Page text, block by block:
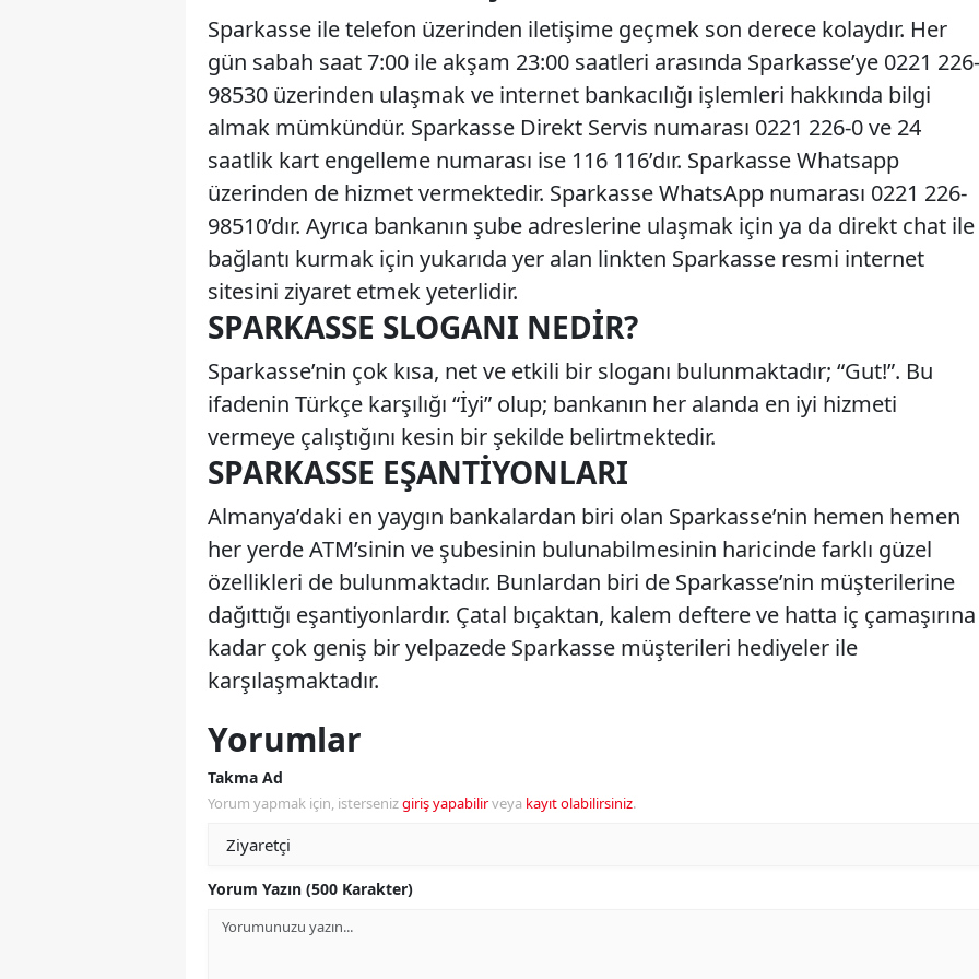
Sparkasse ile telefon üzerinden iletişime geçmek son derece kolaydır. Her
gün sabah saat 7:00 ile akşam 23:00 saatleri arasında Sparkasse’ye 0221 226-
98530 üzerinden ulaşmak ve internet bankacılığı işlemleri hakkında bilgi
almak mümkündür. Sparkasse Direkt Servis numarası 0221 226-0 ve 24
saatlik kart engelleme numarası ise 116 116’dır. Sparkasse Whatsapp
üzerinden de hizmet vermektedir. Sparkasse WhatsApp numarası 0221 226-
98510’dır. Ayrıca bankanın şube adreslerine ulaşmak için ya da direkt chat ile
bağlantı kurmak için yukarıda yer alan linkten Sparkasse resmi internet
sitesini ziyaret etmek yeterlidir.
SPARKASSE SLOGANI NEDIR?
Sparkasse’nin çok kısa, net ve etkili bir sloganı bulunmaktadır; “Gut!”. Bu
ifadenin Türkçe karşılığı “İyi” olup; bankanın her alanda en iyi hizmeti
vermeye çalıştığını kesin bir şekilde belirtmektedir.
SPARKASSE EŞANTIYONLARI
Almanya’daki en yaygın bankalardan biri olan Sparkasse’nin hemen hemen
her yerde ATM’sinin ve şubesinin bulunabilmesinin haricinde farklı güzel
özellikleri de bulunmaktadır. Bunlardan biri de Sparkasse’nin müşterilerine
dağıttığı eşantiyonlardır. Çatal bıçaktan, kalem deftere ve hatta iç çamaşırına
kadar çok geniş bir yelpazede Sparkasse müşterileri hediyeler ile
karşılaşmaktadır.
Yorumlar
Takma Ad
Yorum yapmak için, istersenizgiriş yapabilirveya kayıt olabilirsiniz.
Yorum Yazın (500 Karakter)